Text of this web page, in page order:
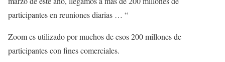
participantes en reuniones diarias … “
Zoom es utilizado por muchos de esos 200 millones de
participantes con fines comerciales.